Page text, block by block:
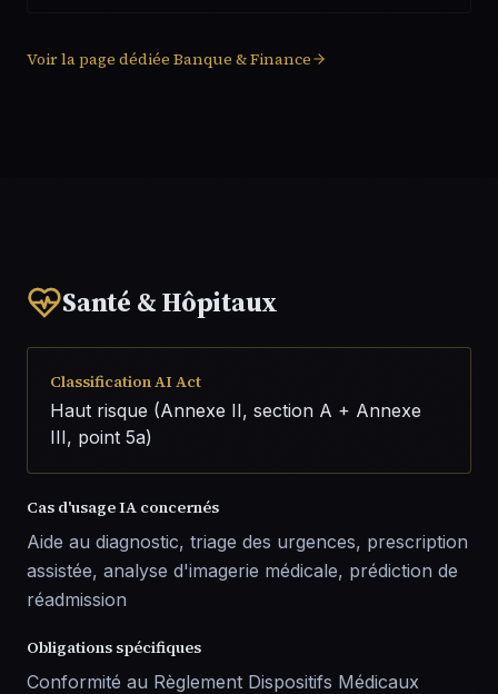
Voir la page dédiée Banque & Finance
Santé & Hôpitaux
Classification AI Act
Haut risque (Annexe II, section A + Annexe
III, point 5a)
Cas d'usage IA concernés
Aide au diagnostic, triage des urgences, prescription
assistée, analyse d'imagerie médicale, prédiction de
réadmission
Obligations spécifiques
Conformité au Règlement Dispositifs Médicaux